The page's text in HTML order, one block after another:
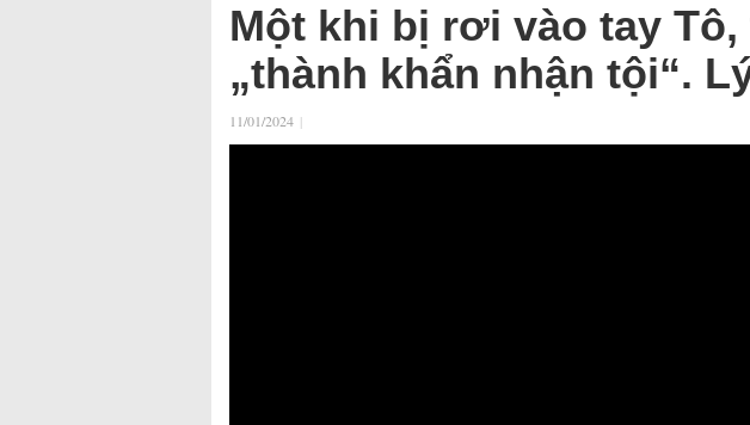
Một khi bị rơi vào tay Tô,
„thành khẩn nhận tội“.
11/01/2024 |